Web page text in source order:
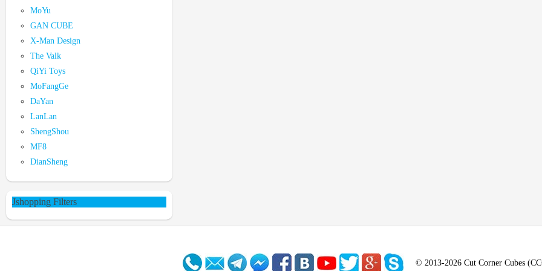
MoYu
GAN CUBE
X-Man Design
The Valk
QiYi Toys
MoFangGe
DaYan
LanLan
ShengShou
MF8
DianSheng
Jshopping Filters
© 2013-2026 Cut Corner Cubes